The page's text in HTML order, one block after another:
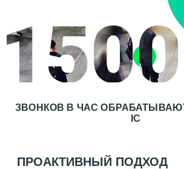
1500
ЗВОНКОВ В ЧАС
IC
ПРОАКТИВНЫЙ ПОДХОД